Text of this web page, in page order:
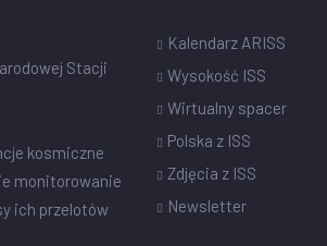
Stacji
kosmiczne
monitorowanie
ich przelotów
Kalendarz ARISS
Wysokość ISS
Wirtualny spacer
Polska z ISS
Zdjęcia z ISS
Newsletter